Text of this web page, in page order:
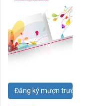
Đăng ký mượn trước